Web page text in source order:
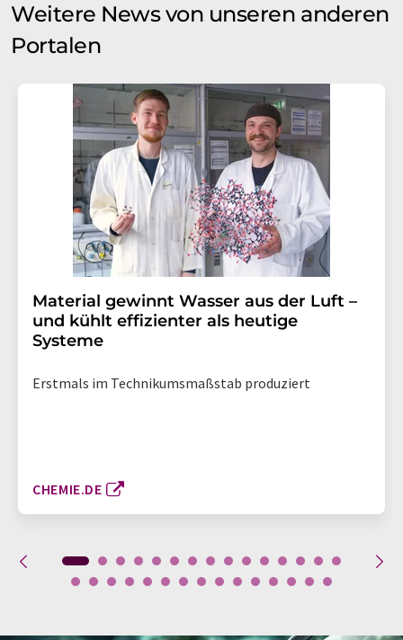
Weitere News von unseren anderen
Portalen
Material gewinnt Wasser aus der Luft –
und kühlt effizienter als heutige
Systeme
Erstmals im Technikumsmaßstab produziert
CHEMIE.DE